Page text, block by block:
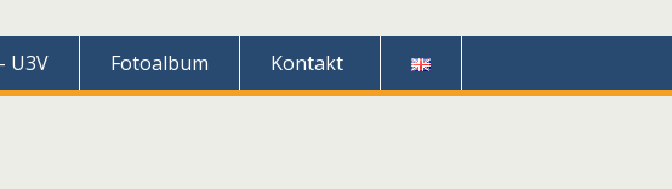
U3V Fotoalbum Kontakt